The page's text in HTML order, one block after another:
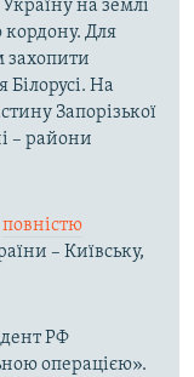
Україну на землі
кордону. Для
захопити
Білорусі. На
Запорізької
– райони
повністю
– Київську,
РФ
операцією».